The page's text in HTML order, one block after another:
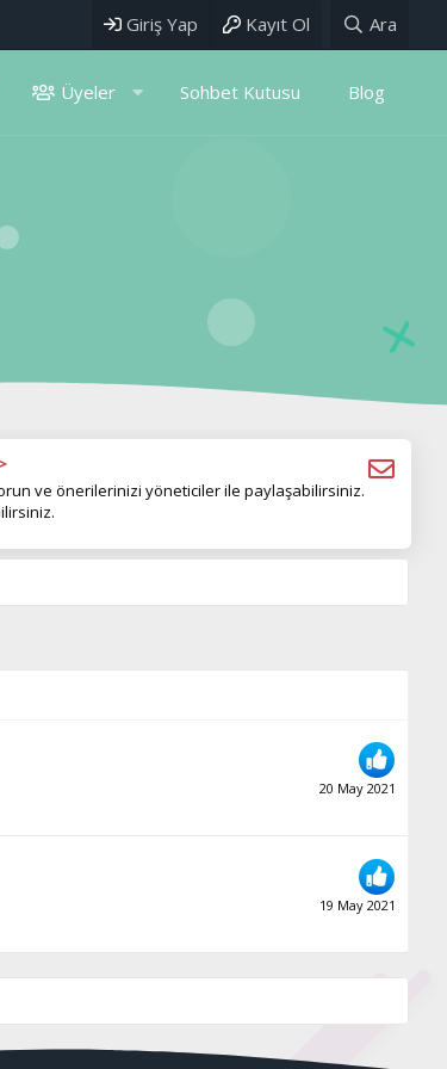
Giriş Yap Kayıt Ol Ara
Üyeler Sohbet Kutusu Blog
ve önerilerinizi yöneticiler ile paylaşabilirsiniz.
20 May 2021
19 May 2021